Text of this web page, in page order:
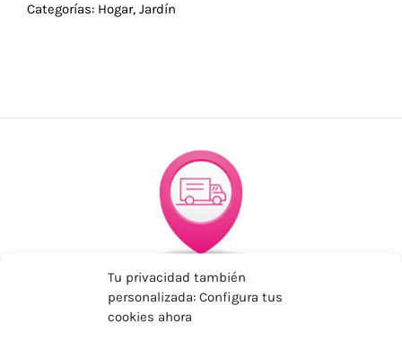
Tu privacidad también
personalizada: Configura tus
cookies ahora
Categorías: Hogar, Jardín
ENVÍOS ECONÓMICOS
Para Península, resto consultar